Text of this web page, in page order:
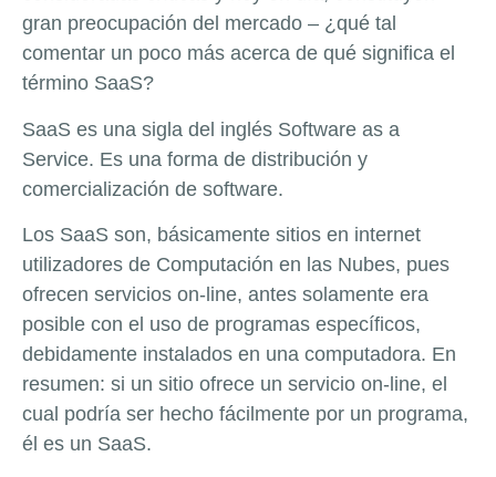
gran preocupación del mercado – ¿qué tal
comentar un poco más acerca de qué significa el
término SaaS?
SaaS es una sigla del inglés Software as a
Service. Es una forma de distribución y
comercialización de software.
Los SaaS son, básicamente sitios en internet
utilizadores de Computación en las Nubes, pues
ofrecen servicios on-line, antes solamente era
posible con el uso de programas específicos,
debidamente instalados en una computadora. En
resumen: si un sitio ofrece un servicio on-line, el
cual podría ser hecho fácilmente por un programa,
él es un SaaS.